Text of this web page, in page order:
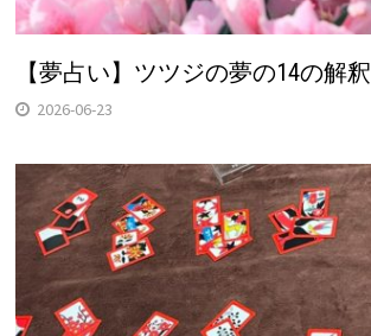
【夢占い】ツツジの夢の14の解釈
2026-06-23